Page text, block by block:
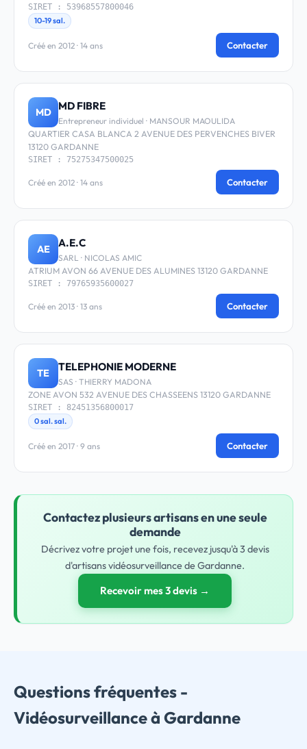
SIRET : 53968557800046
10-19 sal.
Créé en 2012 · 14 ans Contacter
MD MD FIBRE
Entrepreneur individuel · MANSOUR MAOULIDA
QUARTIER CASA BLANCA 2 AVENUE DES PERVENCHES BIVER
13120 GARDANNE
SIRET : 75275347500025
Créé en 2012 · 14 ans Contacter
AE A.E.C
SARL · NICOLAS AMIC
ATRIUM AVON 66 AVENUE DES ALUMINES 13120 GARDANNE
SIRET : 79765935600027
Créé en 2013 · 13 ans Contacter
TE TELEPHONIE MODERNE
SAS · THIERRY MADONA
ZONE AVON 532 AVENUE DES CHASSEENS 13120 GARDANNE
SIRET : 82451356800017
0 sal. sal.
Créé en 2017 · 9 ans Contacter
Contactez plusieurs artisans en une seule
demande
Décrivez votre projet une fois, recevez jusqu'à 3 devis
d'artisans vidéosurveillance de Gardanne.
Recevoir mes 3 devis →
Questions fréquentes -
Vidéosurveillance à Gardanne